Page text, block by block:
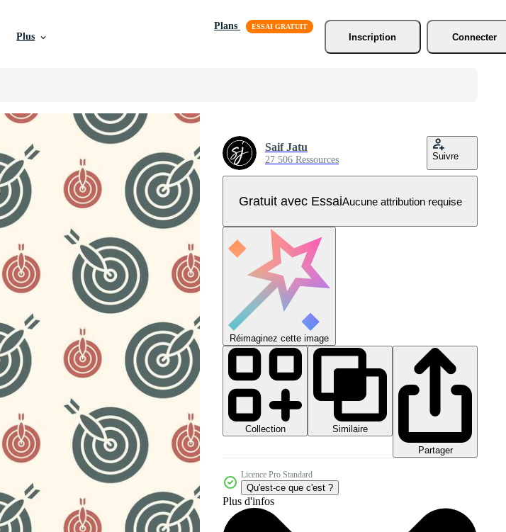
Plus
Plans
Inscription
Connecter
Saif Jatu
27 506 Ressources Suivre
Gratuit avec EssaiAucune attribution requise
Réimaginez cette image
Collection
Similaire
Partager
Licence Pro Standard
Qu'est-ce que c'est ?
Plus d'infos